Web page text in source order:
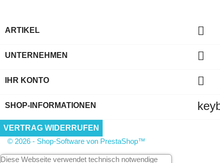
ARTIKEL 
UNTERNEHMEN 
IHR KONTO 
SHOP-INFORMATIONEN
VERTRAG WIDERRUFEN
© 2026 - Shop-Software von PrestaShop™
Diese Webseite verwendet technisch notwendige